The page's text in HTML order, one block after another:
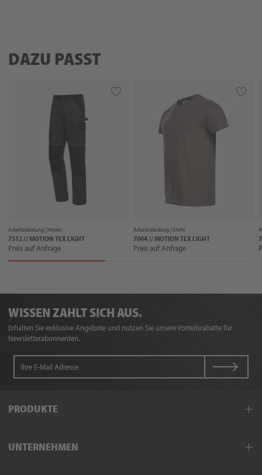
DAZU PASST
Arbeitskleidung | Hosen
7512 // MOTION TEX LIGHT
Preis auf Anfrage
Arbeitskleidung |Shirts
7004 // MOTION TEX LIGHT
Preis auf Anfrage
WISSEN ZAHLT SICH AUS.
Erhalten Sie exklusive Angebote und nutzen Sie unsere Vorteilsrabatte für
Newsletterabonnenten.
PRODUKTE
Schutzkleidung
UNTERNEHMEN